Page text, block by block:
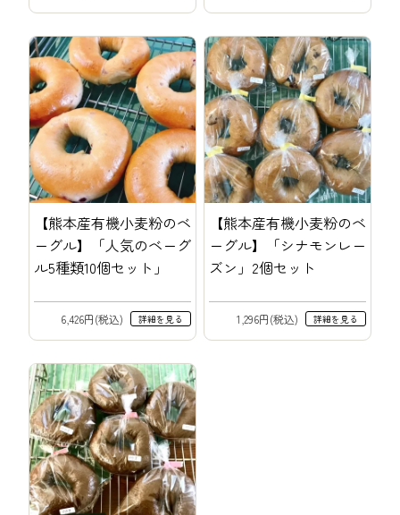
【熊本産有機小麦粉のベ
ーグル】「人気のベーグ
ル5種類10個セット」
6,426円(税込) 詳細を見る
【熊本産有機小麦粉のベ
ーグル】「シナモンレー
ズン」2個セット
1,296円(税込) 詳細を見る